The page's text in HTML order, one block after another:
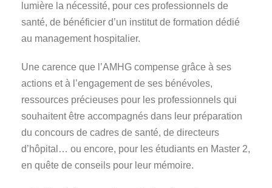
lumière la nécessité, pour ces professionnels de
santé, de bénéficier d’un institut de formation dédié
au management hospitalier.
Une carence que l’AMHG compense grâce à ses
actions et à l’engagement de ses bénévoles,
ressources précieuses pour les professionnels qui
souhaitent être accompagnés dans leur préparation
du concours de cadres de santé, de directeurs
d’hôpital… ou encore, pour les étudiants en Master 2,
en quête de conseils pour leur mémoire.